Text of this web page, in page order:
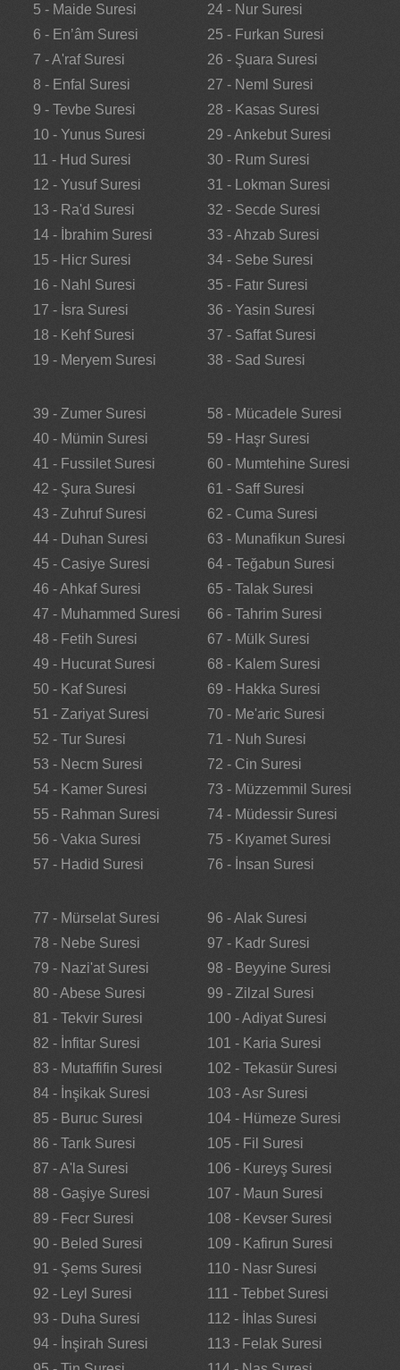
5 - Maide Suresi
6 - En’âm Suresi
7 - A'raf Suresi
8 - Enfal Suresi
9 - Tevbe Suresi
10 - Yunus Suresi
11 - Hud Suresi
12 - Yusuf Suresi
13 - Ra'd Suresi
14 - İbrahim Suresi
15 - Hicr Suresi
16 - Nahl Suresi
17 - İsra Suresi
18 - Kehf Suresi
19 - Meryem Suresi
24 - Nur Suresi
25 - Furkan Suresi
26 - Şuara Suresi
27 - Neml Suresi
28 - Kasas Suresi
29 - Ankebut Suresi
30 - Rum Suresi
31 - Lokman Suresi
32 - Secde Suresi
33 - Ahzab Suresi
34 - Sebe Suresi
35 - Fatır Suresi
36 - Yasin Suresi
37 - Saffat Suresi
38 - Sad Suresi
39 - Zumer Suresi
40 - Mümin Suresi
41 - Fussilet Suresi
42 - Şura Suresi
43 - Zuhruf Suresi
44 - Duhan Suresi
45 - Casiye Suresi
46 - Ahkaf Suresi
47 - Muhammed Suresi
48 - Fetih Suresi
49 - Hucurat Suresi
50 - Kaf Suresi
51 - Zariyat Suresi
52 - Tur Suresi
53 - Necm Suresi
54 - Kamer Suresi
55 - Rahman Suresi
56 - Vakıa Suresi
57 - Hadid Suresi
58 - Mücadele Suresi
59 - Haşr Suresi
60 - Mumtehine Suresi
61 - Saff Suresi
62 - Cuma Suresi
63 - Munafikun Suresi
64 - Teğabun Suresi
65 - Talak Suresi
66 - Tahrim Suresi
67 - Mülk Suresi
68 - Kalem Suresi
69 - Hakka Suresi
70 - Me'aric Suresi
71 - Nuh Suresi
72 - Cin Suresi
73 - Müzzemmil Suresi
74 - Müdessir Suresi
75 - Kıyamet Suresi
76 - İnsan Suresi
77 - Mürselat Suresi
78 - Nebe Suresi
79 - Nazi'at Suresi
80 - Abese Suresi
81 - Tekvir Suresi
82 - İnfitar Suresi
83 - Mutaffifin Suresi
84 - İnşikak Suresi
85 - Buruc Suresi
86 - Tarık Suresi
87 - A'la Suresi
88 - Gaşiye Suresi
89 - Fecr Suresi
90 - Beled Suresi
91 - Şems Suresi
92 - Leyl Suresi
93 - Duha Suresi
94 - İnşirah Suresi
96 - Alak Suresi
97 - Kadr Suresi
98 - Beyyine Suresi
99 - Zilzal Suresi
100 - Adiyat Suresi
101 - Karia Suresi
102 - Tekasür Suresi
103 - Asr Suresi
104 - Hümeze Suresi
105 - Fil Suresi
106 - Kureyş Suresi
107 - Maun Suresi
108 - Kevser Suresi
109 - Kafirun Suresi
110 - Nasr Suresi
111 - Tebbet Suresi
112 - İhlas Suresi
113 - Felak Suresi